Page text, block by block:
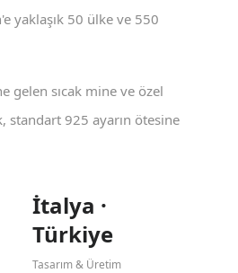
yaklaşık 50 ülke ve 550
gelen sıcak mine ve özel
standart 925 ayarın ötesine
İtalya ·
Türkiye
Tasarım & Üretim